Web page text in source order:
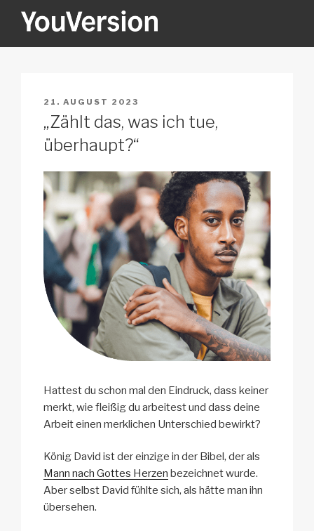
Inhalt
YOUVERSION
VERÖFFENTLICHT
AM
21. AUGUST 2023
„Zählt das, was ich tue,
überhaupt?“
Hattest du schon mal den Eindruck, dass keiner
merkt, wie fleißig du arbeitest und dass deine
Arbeit einen merklichen Unterschied bewirkt?
König David ist der einzige in der Bibel, der als
Mann nach Gottes Herzen bezeichnet wurde.
Aber selbst David fühlte sich, als hätte man ihn
übersehen.